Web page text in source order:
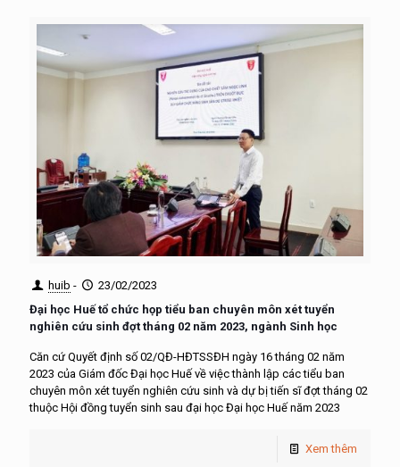
huib -
23/02/2023
Đại học Huế tổ chức họp tiểu ban chuyên môn xét tuyển
nghiên cứu sinh đợt tháng 02 năm 2023, ngành Sinh học
Căn cứ Quyết định số 02/QĐ-HĐTSSĐH ngày 16 tháng 02 năm
2023 của Giám đốc Đại học Huế về việc thành lập các tiểu ban
chuyên môn xét tuyển nghiên cứu sinh và dự bị tiến sĩ đợt tháng 02
thuộc Hội đồng tuyển sinh sau đại học Đại học Huế năm 2023
Xem thêm